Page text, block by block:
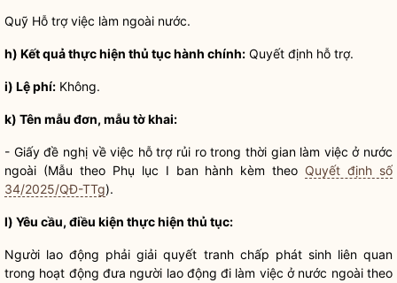
Quỹ Hỗ trợ việc làm ngoài nước.
h) Kết quả thực hiện thủ tục hành chính: Quyết định hỗ trợ.
i) Lệ phí: Không.
k) Tên mẫu đơn, mẫu tờ khai:
- Giấy đề nghị về việc hỗ trợ rủi ro trong thời gian làm việc ở nước
ngoài (Mẫu theo Phụ lục I ban hành kèm theo Quyết định số
34/2025/QĐ-TTg).
l) Yêu cầu, điều kiện thực hiện thủ tục:
Người lao động phảigiải quyết tranh chấp phát sinh liên quan
trong hoạt động đưa người lao động đi làm việc ở nước ngoài theo